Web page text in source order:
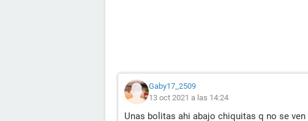
Gaby17_2509
13 oct 2021 a las 14:24
Unas bolitas ahi abajo chiquitas q no se ven